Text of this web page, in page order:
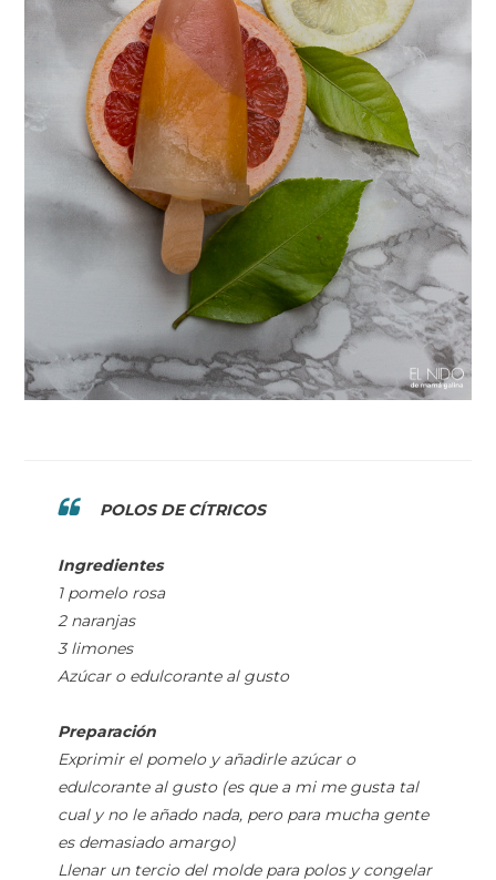
POLOS DE CÍTRICOS
Ingredientes
1 pomelo rosa
2 naranjas
3 limones
Azúcar o edulcorante al gusto
Preparación
Exprimir el pomelo y añadirle azúcar o
edulcorante al gusto (es que a mi me gusta tal
cual y no le añado nada, pero para mucha gente
es demasiado amargo)
Llenar un tercio del molde para polos y congelar